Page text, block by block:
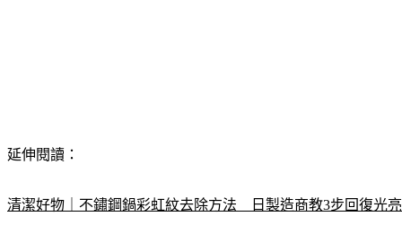
延伸閱讀：
清潔好物｜不鏽鋼鍋彩虹紋去除方法　日製造商教3步回復光